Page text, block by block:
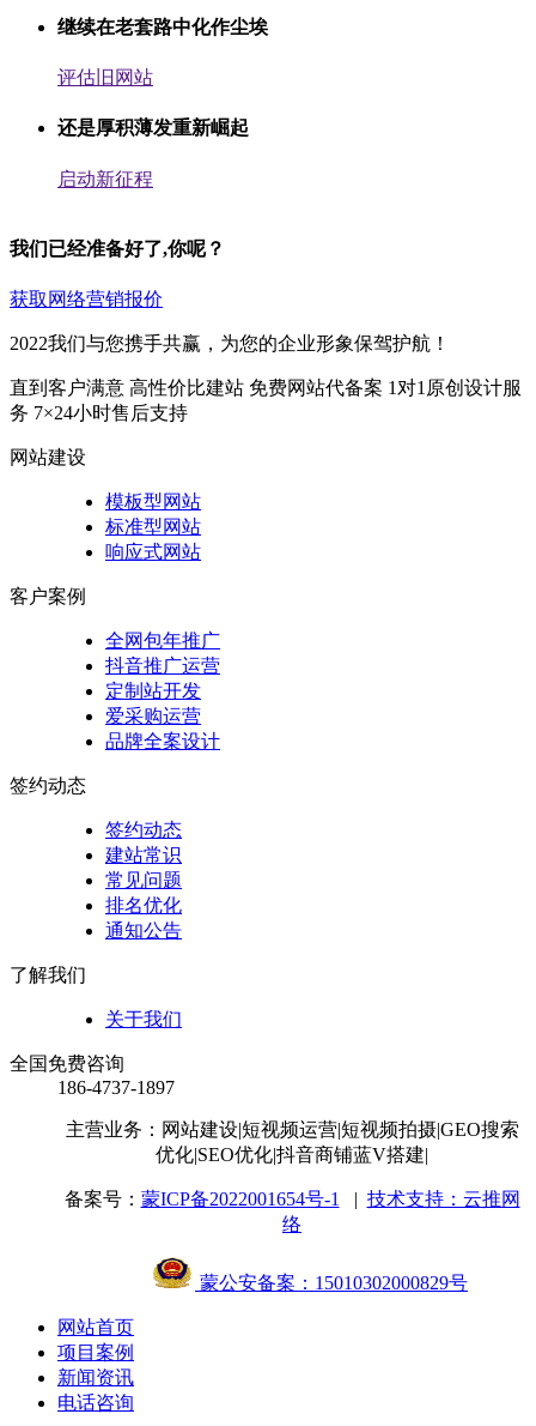
继续在老套路中化作尘埃
评估旧网站
还是厚积薄发重新崛起
启动新征程
我们已经准备好了,你呢？
获取网络营销报价
2022我们与您携手共赢，为您的企业形象保驾护航！
直到客户满意 高性价比建站 免费网站代备案 1对1原创设计服
务 7×24小时售后支持
网站建设
模板型网站
标准型网站
响应式网站
客户案例
全网包年推广
抖音推广运营
定制站开发
爱采购运营
品牌全案设计
签约动态
签约动态
建站常识
常见问题
排名优化
通知公告
了解我们
关于我们
全国免费咨询
186-4737-1897
主营业务：网站建设|短视频运营|短视频拍摄|GEO搜索
优化|SEO优化|抖音商铺蓝V搭建|
备案号： 蒙ICP备2022001654号-1 | 技术支持：云推网
络
蒙公安备案：15010302000829号
网站首页
项目案例
新闻资讯
电话咨询